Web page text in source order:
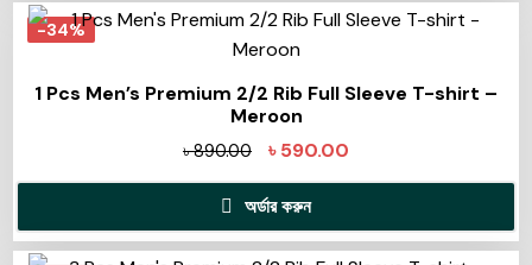
-34%
1 Pcs Men’s Premium 2/2 Rib Full Sleeve T-shirt –
Meroon
৳890.00 ৳590.00
অর্ডার করুন